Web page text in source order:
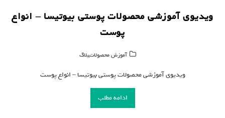
ویدیوی آموزشی محصولات پوستی بیوتیسا – انواع
پوست
آموزش محصولات,بلاگ
ویدیوی آموزشی محصولات پوستی بیوتیسا – انواع پوست
ادامه مطلب